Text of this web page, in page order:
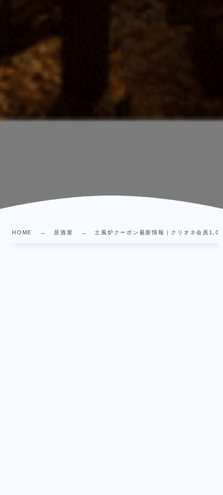
HOME 居酒屋 土風炉クーポン最新情報｜クリオネ会員